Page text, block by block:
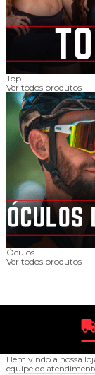
Top
Ver todos produtos
Óculos
Ver todos produtos
Bem vindo a nossa
equipe de